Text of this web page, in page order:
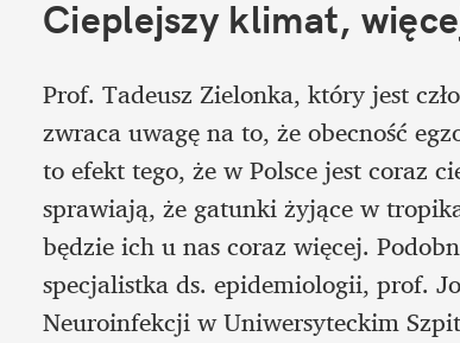
Cieplejszy klimat,
Prof. Tadeusz Zielonka, który jest
zwraca uwagę na to, że obecność
to efekt tego, że w Polsce jest coraz
sprawiają, że gatunki żyjące w
będzie ich u nas coraz więcej.
specjalistka ds. epidemiologii, prof.
Neuroinfekcji w Uniwersyteckim